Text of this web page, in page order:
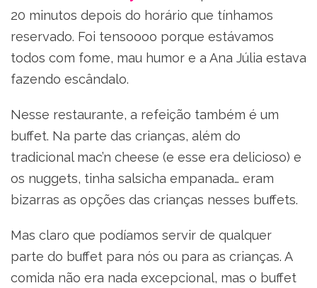
20 minutos depois do horário que tínhamos
reservado. Foi tensoooo porque estávamos
todos com fome, mau humor e a Ana Júlia estava
fazendo escândalo.
Nesse restaurante, a refeição também é um
buffet. Na parte das crianças, além do
tradicional mac’n cheese (e esse era delicioso) e
os nuggets, tinha salsicha empanada… eram
bizarras as opções das crianças nesses buffets.
Mas claro que podíamos servir de qualquer
parte do buffet para nós ou para as crianças. A
comida não era nada excepcional, mas o buffet